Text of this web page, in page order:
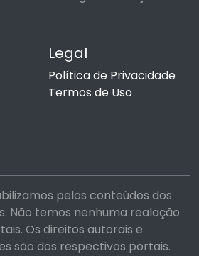
Legal
Política de Privacidade
Termos de Uso
pelos conteúdos dos
Não temos nenhuma realação
Os direitos autorais e
são dos respectivos portais.